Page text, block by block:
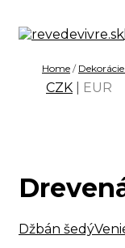
CZK EUR
Home /
Džbán šedý